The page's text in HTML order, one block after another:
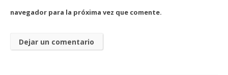
navegador para la próxima vez que comente.